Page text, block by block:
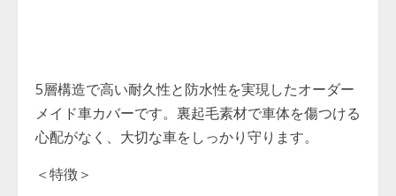
5層構造で高い耐久性と防水性を実現したオーダー
メイド車カバーです。裏起毛素材で車体を傷つける
心配がなく、大切な車をしっかり守ります。
＜特徴＞